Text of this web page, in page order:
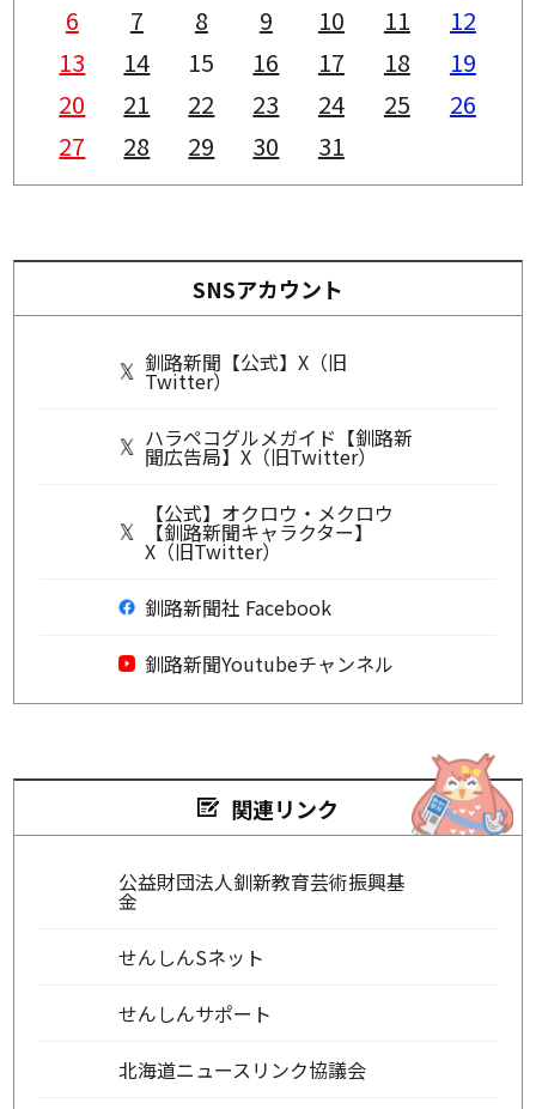
6
7 8 9 10 11
12
13
14 15 16 17 18
19
20
21 22 23 24 25
26
27
28 29 30 31
SNSアカウント
釧路新聞【公式】X（旧
Twitter）
ハラペコグルメガイド【釧路新
聞広告局】X（旧Twitter）
【公式】オクロウ・メクロウ
【釧路新聞キャラクター】
X（旧Twitter）
釧路新聞社 Facebook
釧路新聞Youtubeチャンネル
関連リンク
公益財団法人釧新教育芸術振興基
金
せんしんSネット
せんしんサポート
北海道ニュースリンク協議会